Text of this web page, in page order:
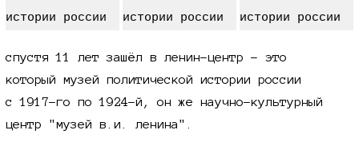
спустя 11 лет зашёл в ленин-центр - это
который музей политической истории россии
с 1917-го по 1924-й,
он же научно-культурный
центр "музей в.и. ленина".